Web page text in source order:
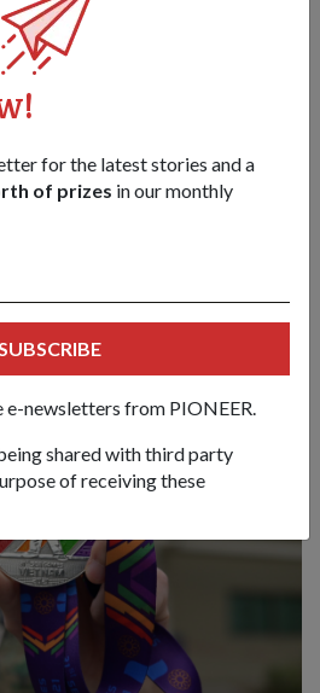
for the latest stories and a
of prizes in our monthly
e-newsletters from PIONEER.
shared with third party
of receiving these
的陆军训练，我就可以一边参加
工作，"他又补充道，国防部还允
1 CDO）和军事医学研究所的医务
精神和给我的支持。"
国民服役后，洪上尉（医生） 将到
续他的田径训练，目标是参加
运会。